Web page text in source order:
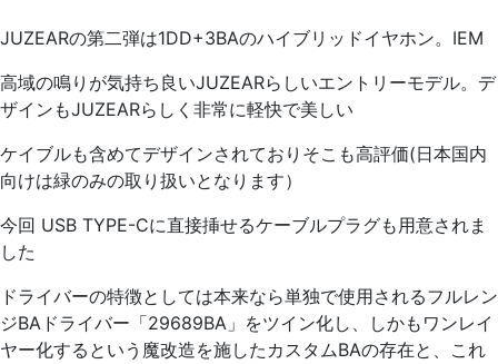
JUZEARの第二弾は1DD+3BAのハイブリッドイヤホン。IEM
高域の鳴りが気持ち良いJUZEARらしいエントリーモデル。デ
ザインもJUZEARらしく非常に軽快で美しい
ケイブルも含めてデザインされておりそこも高評価(日本国内
向けは緑のみの取り扱いとなります）
今回 USB TYPE-Cに直接挿せるケーブルプラグも用意されま
した
ドライバーの特徴としては本来なら単独で使用されるフルレン
ジBAドライバー「29689BA」をツイン化し、しかもワンレイ
ヤー化するという魔改造を施したカスタムBAの存在と、これ